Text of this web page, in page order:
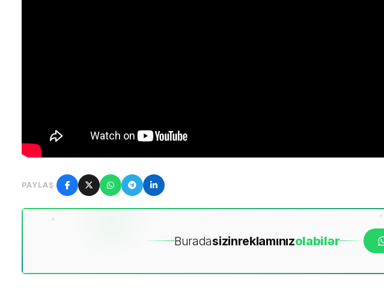
PAYLAŞ
Buradasizinreklamınızolabilər